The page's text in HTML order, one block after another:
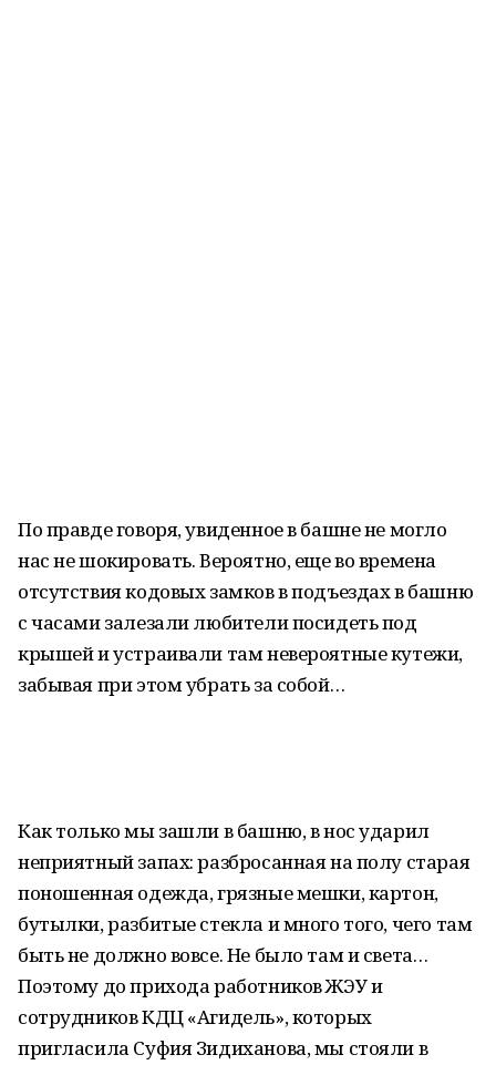
По правде говоря, увиденное в башне не могло
нас не шокировать. Вероятно, еще во времена
отсутствия кодовых замков в подъездах в башню
с часами залезали любители посидеть под
крышей и устраивали там невероятные кутежи,
забывая при этом убрать за собой…
Как только мы зашли в башню, в нос ударил
неприятный запах: разбросанная на полу старая
поношенная одежда, грязные мешки, картон,
бутылки, разбитые стекла и много того, чего там
быть не должно вовсе. Не было там и света…
Поэтому до прихода работников ЖЭУ и
сотрудников КДЦ «Агидель», которых
пригласила Суфия Зидиханова, мы стояли в